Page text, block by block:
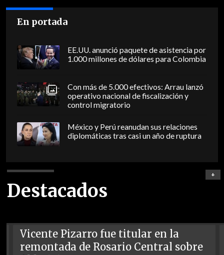
En portada
EE.UU. anunció paquete de asistencia por
1.000 millones de dólares para Colombia
Con más de 5.000 efectivos: Arrau lanzó
operativo nacional de fiscalización y
control migratorio
México y Perú reanudan sus relaciones
diplomáticas tras casi un año de ruptura
Destacados
+
Vicente Pizarro fue titular en la
remontada de Rosario Central sobre